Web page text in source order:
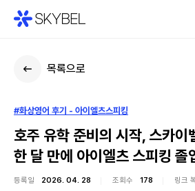
목록으로
#화상영어 후기 - 아이엘츠스피킹
호주 유학 준비의 시작, 스카이
한 달 만에 아이엘츠 스피킹 졸
등록일 2026. 04. 28 조회수 178 링크